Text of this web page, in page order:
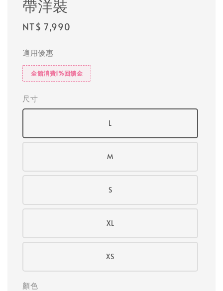
帶洋裝
Regular
NT$ 7,990
適用優惠
全館消費1%回饋金
尺寸
L
M
S
XL
XS
顏色